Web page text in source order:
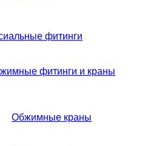
фитинги
фитинги и краны
Обжимные краны